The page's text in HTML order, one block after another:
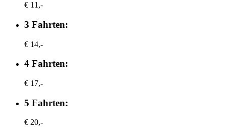
€ 11,-
3 Fahrten:
€ 14,-
4 Fahrten:
€ 17,-
5 Fahrten:
€ 20,-